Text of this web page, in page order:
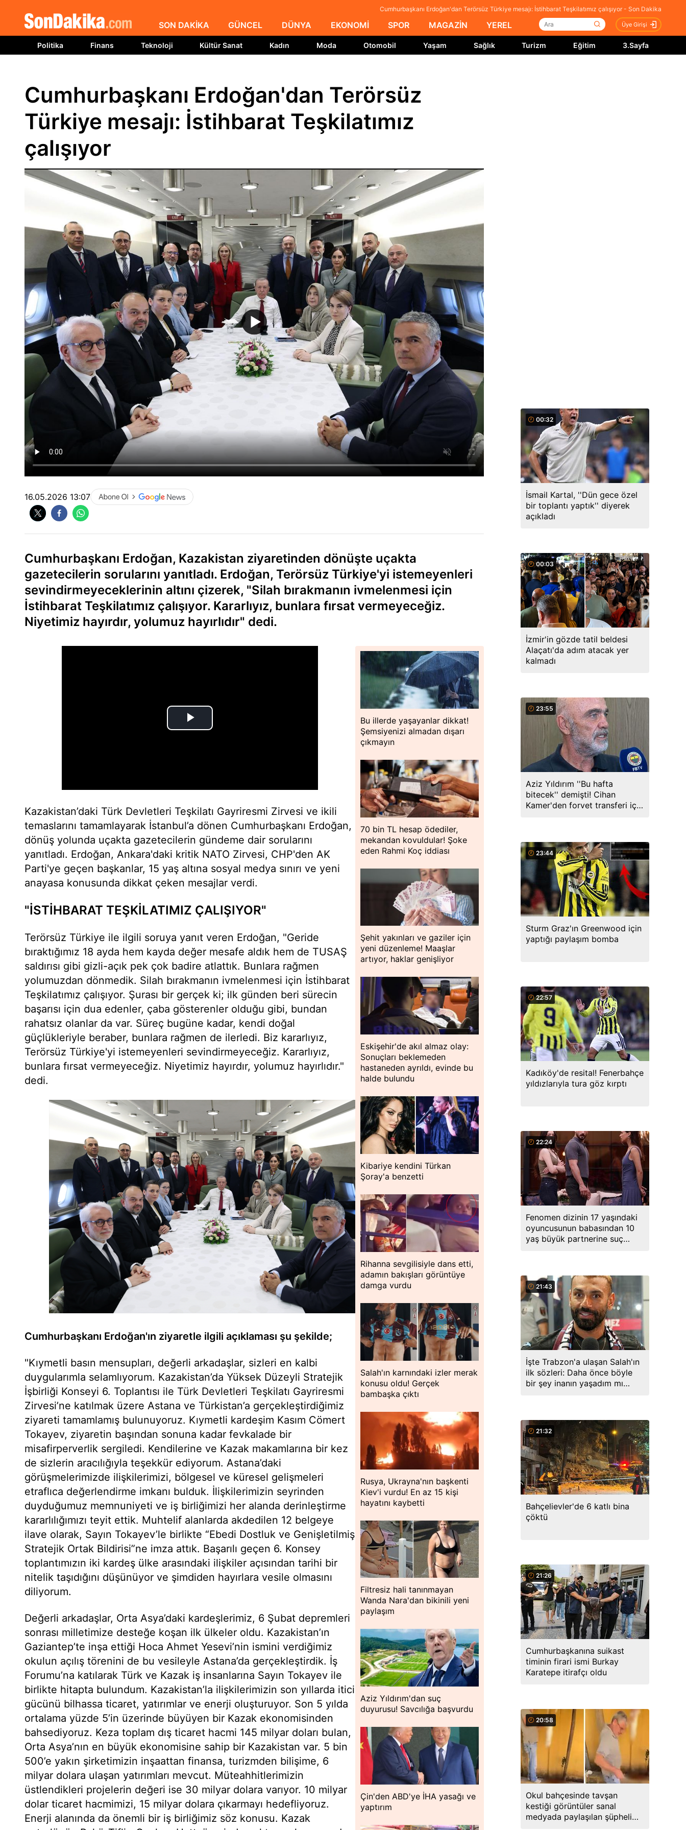
Cumhurbaşkanı Erdoğan'dan Terörsüz Türkiye mesajı: İstihbarat Teşkilatımız çalışıyor - Son Dakika
SON DAKİKA GÜNCEL DÜNYA EKONOMİ SPOR MAGAZİN YEREL Üye Girişi
Politika Finans Teknoloji Kültür Sanat Kadın Moda Otomobil Yaşam Sağlık Turizm Eğitim 3.Sayfa
Cumhurbaşkanı Erdoğan'dan Terörsüz
Türkiye mesajı: İstihbarat Teşkilatımız
çalışıyor
16.05.2026 13:07
Cumhurbaşkanı Erdoğan, Kazakistan ziyaretinden dönüşte uçakta
gazetecilerin sorularını yanıtladı. Erdoğan, Terörsüz Türkiye'yi istemeyenleri
sevindirmeyeceklerinin altını çizerek, "Silah bırakmanın ivmelenmesi için
İstihbarat Teşkilatımız çalışıyor. Kararlıyız, bunlara fırsat vermeyeceğiz.
Niyetimiz hayırdır, yolumuz hayırlıdır" dedi.
Kazakistan’daki Türk Devletleri Teşkilatı Gayriresmi Zirvesi ve ikili
temaslarını tamamlayarak İstanbul’a dönen Cumhurbaşkanı Erdoğan,
dönüş yolunda uçakta gazetecilerin gündeme dair sorularını
yanıtladı. Erdoğan, Ankara'daki kritik NATO Zirvesi, CHP'den AK
Parti'ye geçen başkanlar, 15 yaş altına sosyal medya sınırı ve yeni
anayasa konusunda dikkat çeken mesajlar verdi.
"İSTİHBARAT TEŞKİLATIMIZ ÇALIŞIYOR"
Terörsüz Türkiye ile ilgili soruya yanıt veren Erdoğan, "Geride
bıraktığımız 18 ayda hem kayda değer mesafe aldık hem de TUSAŞ
saldırısı gibi gizli-açık pek çok badire atlattık. Bunlara rağmen
yolumuzdan dönmedik. Silah bırakmanın ivmelenmesi için İstihbarat
Teşkilatımız çalışıyor. Şurası bir gerçek ki; ilk günden beri sürecin
başarısı için dua edenler, çaba gösterenler olduğu gibi, bundan
rahatsız olanlar da var. Süreç bugüne kadar, kendi doğal
güçlükleriyle beraber, bunlara rağmen de ilerledi. Biz kararlıyız,
Terörsüz Türkiye'yi istemeyenleri sevindirmeyeceğiz. Kararlıyız,
bunlara fırsat vermeyeceğiz. Niyetimiz hayırdır, yolumuz hayırlıdır."
dedi.
Cumhurbaşkanı Erdoğan'ın ziyaretle ilgili açıklaması şu şekilde;
"Kıymetli basın mensupları, değerli arkadaşlar, sizleri en kalbi
duygularımla selamlıyorum. Kazakistan’da Yüksek Düzeyli Stratejik
İşbirliği Konseyi 6. Toplantısı ile Türk Devletleri Teşkilatı Gayriresmi
Zirvesi’ne katılmak üzere Astana ve Türkistan’a gerçekleştirdiğimiz
ziyareti tamamlamış bulunuyoruz. Kıymetli kardeşim Kasım Cömert
Tokayev, ziyaretin başından sonuna kadar fevkalade bir
misafirperverlik sergiledi. Kendilerine ve Kazak makamlarına bir kez
de sizlerin aracılığıyla teşekkür ediyorum. Astana’daki
görüşmelerimizde ilişkilerimizi, bölgesel ve küresel gelişmeleri
etraflıca değerlendirme imkanı bulduk. İlişkilerimizin seyrinden
duyduğumuz memnuniyeti ve iş birliğimizi her alanda derinleştirme
kararlılığımızı teyit ettik. Muhtelif alanlarda akdedilen 12 belgeye
ilave olarak, Sayın Tokayev’le birlikte “Ebedi Dostluk ve Genişletilmiş
Stratejik Ortak Bildirisi”ne imza attık. Başarılı geçen 6. Konsey
toplantımızın iki kardeş ülke arasındaki ilişkiler açısından tarihi bir
nitelik taşıdığını düşünüyor ve şimdiden hayırlara vesile olmasını
diliyorum.
Değerli arkadaşlar, Orta Asya’daki kardeşlerimiz, 6 Şubat depremleri
sonrası milletimize desteğe koşan ilk ülkeler oldu. Kazakistan’ın
Gaziantep’te inşa ettiği Hoca Ahmet Yesevi’nin ismini verdiğimiz
okulun açılış törenini de bu vesileyle Astana’da gerçekleştirdik. İş
Forumu’na katılarak Türk ve Kazak iş insanlarına Sayın Tokayev ile
birlikte hitapta bulundum. Kazakistan’la ilişkilerimizin son yıllarda itici
gücünü bilhassa ticaret, yatırımlar ve enerji oluşturuyor. Son 5 yılda
ortalama yüzde 5’in üzerinde büyüyen bir Kazak ekonomisinden
bahsediyoruz. Keza toplam dış ticaret hacmi 145 milyar doları bulan,
Orta Asya’nın en büyük ekonomisine sahip bir Kazakistan var. 5 bin
500’e yakın şirketimizin inşaattan finansa, turizmden bilişime, 6
milyar dolara ulaşan yatırımları mevcut. Müteahhitlerimizin
üstlendikleri projelerin değeri ise 30 milyar dolara varıyor. 10 milyar
dolar ticaret hacmimizi, 15 milyar dolara çıkarmayı hedefliyoruz.
Enerji alanında da önemli bir iş birliğimiz söz konusu. Kazak
Bu illerde yaşayanlar dikkat!
Şemsiyenizi almadan dışarı
çıkmayın
70 bin TL hesap ödediler,
mekandan kovuldular! Şoke
eden Rahmi Koç iddiası
Şehit yakınları ve gaziler için
yeni düzenleme! Maaşlar
artıyor, haklar genişliyor
Eskişehir'de akıl almaz olay:
Sonuçları beklemeden
hastaneden ayrıldı, evinde bu
halde bulundu
Kibariye kendini Türkan
Şoray'a benzetti
Rihanna sevgilisiyle dans etti,
adamın bakışları görüntüye
damga vurdu
Salah'ın karnındaki izler merak
konusu oldu! Gerçek
bambaşka çıktı
Rusya, Ukrayna'nın başkenti
Kiev'i vurdu! En az 15 kişi
hayatını kaybetti
Filtresiz hali tanınmayan
Wanda Nara'dan bikinili yeni
paylaşım
Aziz Yıldırım'dan suç
duyurusu! Savcılığa başvurdu
Çin'den ABD'ye İHA yasağı ve
yaptırım
00:32
İsmail Kartal, ''Dün gece özel
bir toplantı yaptık'' diyerek
açıkladı
00:03
İzmir'in gözde tatil beldesi
Alaçatı'da adım atacak yer
kalmadı
23:55
Aziz Yıldırım ''Bu hafta
bitecek'' demişti! Cihan
Kamer'den forvet transferi için
23:44
Sturm Graz'ın Greenwood için
yaptığı paylaşım bomba
22:57
Kadıköy'de resital! Fenerbahçe
yıldızlarıyla tura göz kırptı
22:24
Fenomen dizinin 17 yaşındaki
oyuncusunun babasından 10
yaş büyük partnerine suç
21:43
İşte Trabzon'a ulaşan Salah'ın
ilk sözleri: Daha önce böyle
bir şey inanın yaşadım mı
21:32
Bahçelievler'de 6 katlı bina
çöktü
21:26
Cumhurbaşkanına suikast
timinin firari ismi Burkay
Karatepe itirafçı oldu
20:58
Okul bahçesinde tavşan
kestiği görüntüler sanal
medyada paylaşılan şüpheli